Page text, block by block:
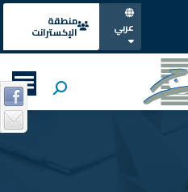
عربي
منطقة
الإكسترانت